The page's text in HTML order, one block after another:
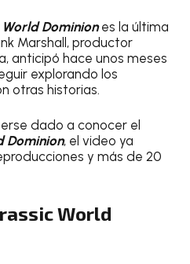
World Dominiones la última
Marshall, productor
anticipó hace unos meses
explorando los
otras historias.
dado a conocer el
Dominion, el video ya
y más de 20
World